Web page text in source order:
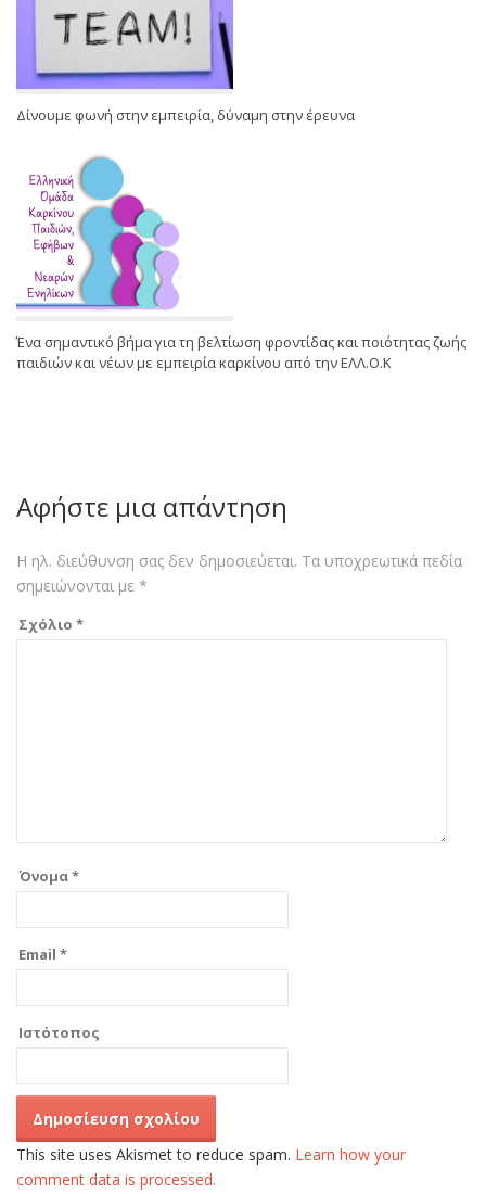
Δίνουμε φωνή στην εμπειρία, δύναμη στην έρευνα
Ένα σημαντικό βήμα για τη βελτίωση φροντίδας και ποιότητας ζωής
παιδιών και νέων με εμπειρία καρκίνου από την ΕΛΛ.Ο.Κ
Αφήστε μια απάντηση
Η ηλ. διεύθυνση σας δεν δημοσιεύεται. Τα υποχρεωτικά πεδία
σημειώνονται με *
Σχόλιο *
Όνομα*
Email *
Ιστότοπος
This site uses Akismet to reduce spam. Learn how your
comment data is processed.